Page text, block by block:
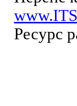
Ресурс